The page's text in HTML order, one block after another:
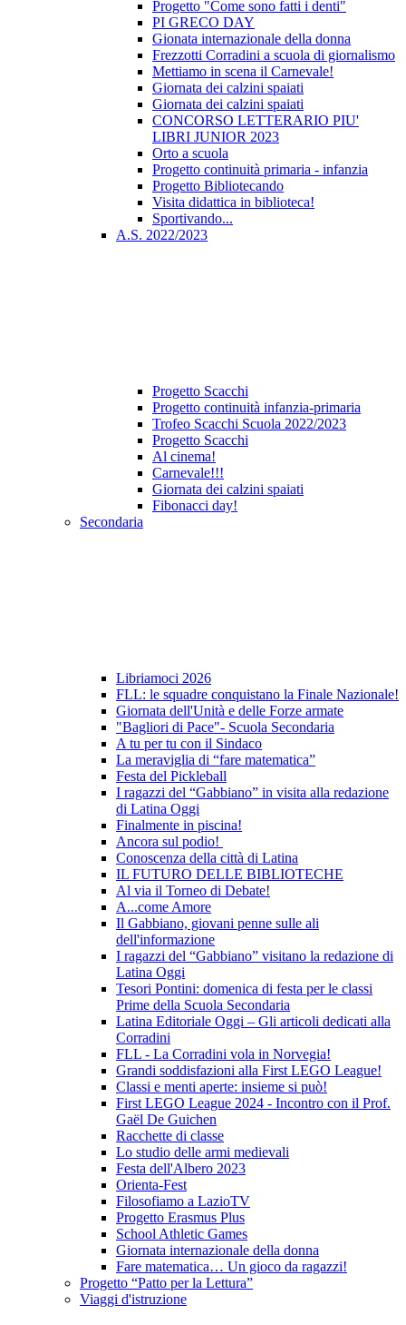
Progetto "Come sono fatti i denti"
PI GRECO DAY
Gionata internazionale della donna
Frezzotti Corradini a scuola di giornalismo
Mettiamo in scena il Carnevale!
Giornata dei calzini spaiati
Giornata dei calzini spaiati
CONCORSO LETTERARIO PIU'
LIBRI JUNIOR 2023
Orto a scuola
Progetto continuità primaria - infanzia
Progetto Bibliotecando
Visita didattica in biblioteca!
Sportivando...
A.S. 2022/2023
Progetto Scacchi
Progetto continuità infanzia-primaria
Trofeo Scacchi Scuola 2022/2023
Progetto Scacchi
Al cinema!
Carnevale!!!
Giornata dei calzini spaiati
Fibonacci day!
Secondaria
Libriamoci 2026
FLL: le squadre conquistano la Finale Nazionale!
Giornata dell'Unità e delle Forze armate
"Bagliori di Pace"- Scuola Secondaria
A tu per tu con il Sindaco
La meraviglia di “fare matematica”
Festa del Pickleball
I ragazzi del “Gabbiano” in visita alla redazione
di Latina Oggi
Finalmente in piscina!
Ancora sul podio!
Conoscenza della città di Latina
IL FUTURO DELLE BIBLIOTECHE
Al via il Torneo di Debate!
A...come Amore
Il Gabbiano, giovani penne sulle ali
dell'informazione
I ragazzi del “Gabbiano” visitano la redazione di
Latina Oggi
Tesori Pontini: domenica di festa per le classi
Prime della Scuola Secondaria
Latina Editoriale Oggi – Gli articoli dedicati alla
Corradini
FLL - La Corradini vola in Norvegia!
Grandi soddisfazioni alla First LEGO League!
Classi e menti aperte: insieme si può!
First LEGO League 2024 - Incontro con il Prof.
Gaël De Guichen
Racchette di classe
Lo studio delle armi medievali
Festa dell'Albero 2023
Orienta-Fest
Filosofiamo a LazioTV
Progetto Erasmus Plus
School Athletic Games
Giornata internazionale della donna
Fare matematica… Un gioco da ragazzi!
Progetto “Patto per la Lettura”
Viaggi d'istruzione